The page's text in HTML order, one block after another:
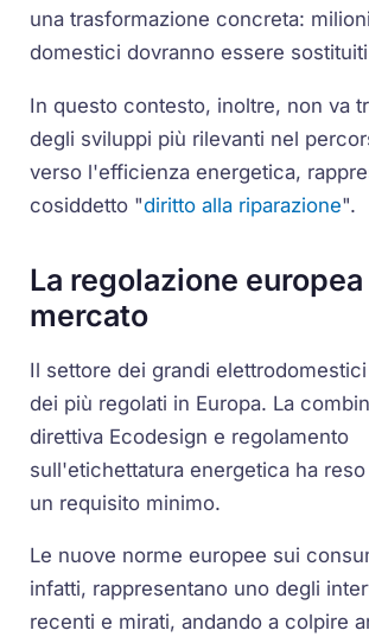
una trasformazione concreta:
domestici dovranno essere
In questo contesto, inoltre, non va
degli sviluppi più rilevanti nel
verso l'efficienza energetica,
cosiddetto "diritto alla riparazione".
La regolazione europea
mercato
Il settore dei grandi
dei più regolati in Europa. La
direttiva Ecodesign e regolamento
sull'etichettatura energetica ha
un requisito minimo.
Le nuove norme europee sui
infatti, rappresentano uno degli
recenti e mirati, andando a colpire